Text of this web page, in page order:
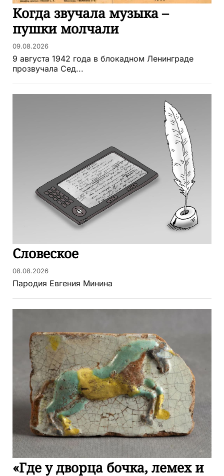
Когда звучала музыка –
пушки молчали
09.08.2026
9 августа 1942 года в блокадном Ленинграде
прозвучала Сед...
Словеское
08.08.2026
Пародия Евгения Минина
«Где у дворца бочка, лемех и